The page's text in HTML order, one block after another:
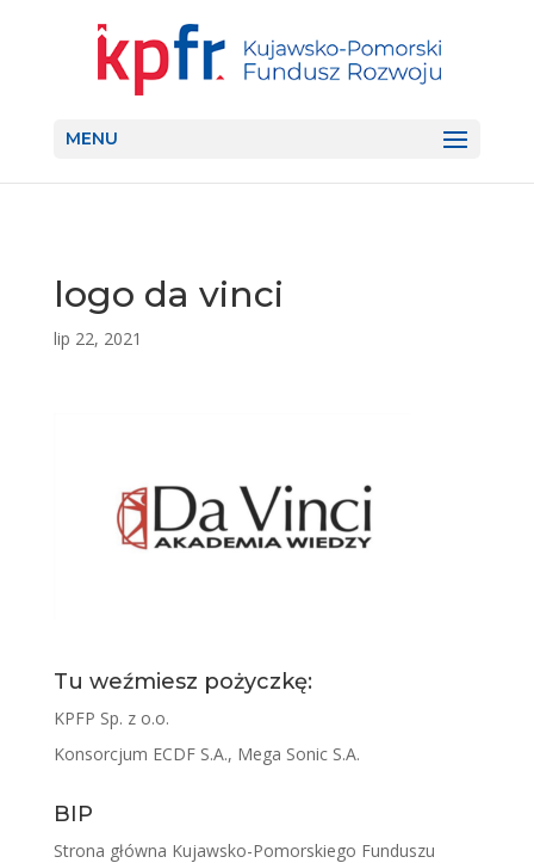
MENU
logo da vinci
lip 22, 2021
Tu weźmiesz pożyczkę:
KPFP Sp. z o.o.
Konsorcjum ECDF S.A., Mega Sonic S.A.
BIP
Strona główna Kujawsko-Pomorskiego Funduszu